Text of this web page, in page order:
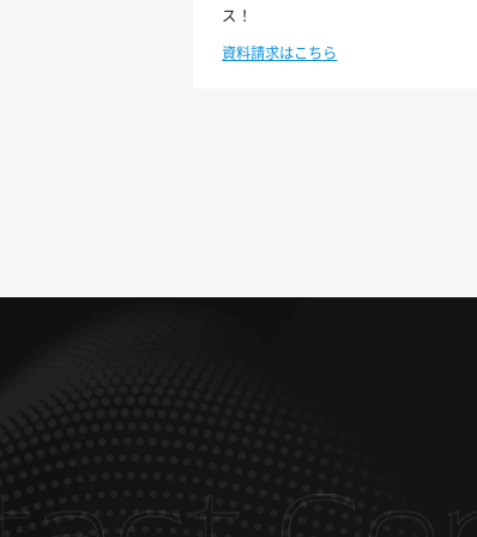
ス！
資料請求はこちら